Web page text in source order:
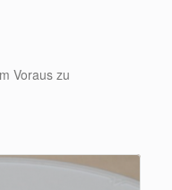
Voraus zu